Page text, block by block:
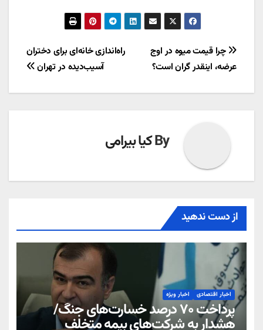
راهبری
نوشته
راه‌اندازی خانه‌ای برای دختران
آسیب‌دیده در تهران
چرا قیمت میوه در اوج
عرضه، اینقدر گران است؟
Byکیا بیرامی
از دست ندهید
اخبار اقتصادی اخبار ویژه
پرداخت ۷۰ درصد خسارت‌های جنگ/
هشدار به شرکت‌های بیمه متخلف